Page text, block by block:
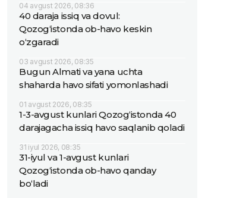
04 avgust 2026, 08:36
40 daraja issiq va dovul:
Qozog‘istonda ob-havo keskin
o‘zgaradi
03 avgust 2026, 08:35
Bugun Almati va yana uchta
shaharda havo sifati yomonlashadi
01 avgust 2026, 08:35
1-3-avgust kunlari Qozog‘istonda 40
darajagacha issiq havo saqlanib qoladi
31 iyul 2026, 08:35
31-iyul va 1-avgust kunlari
Qozog‘istonda ob-havo qanday
bo‘ladi